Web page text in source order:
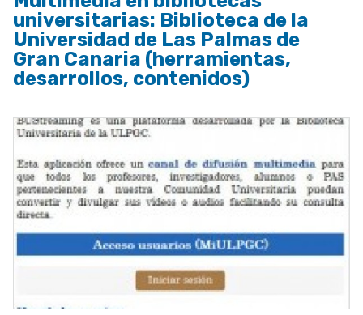
universitarias: Biblioteca de la
Universidad de Las Palmas de
Gran Canaria (herramientas,
desarrollos, contenidos)